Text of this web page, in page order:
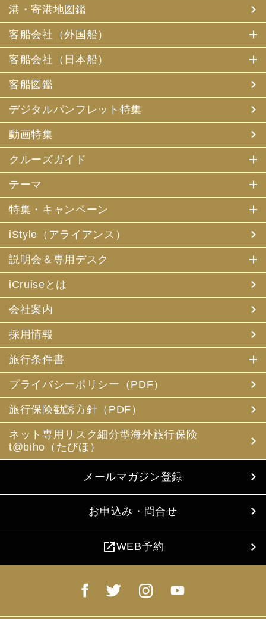
港・寄港地図鑑
客船会社（外国船）
客船会社（日本船）
客船図鑑
デジタルパンフレット特集
動画特集
クルーズガイド
テーマ
特集・キャンペーン
iStyle（アライアンス）
説明会＆専用デスク
iCruiseとは
会社案内
採用情報
旅行条件書
プライバシーポリシー（PDF）
旅行保険勧誘方針（PDF）
ネット専用リスク細分型海外旅行保険
t@biho（たびほ）
メールマガジン登録
お申込み・問合せ
open_in_newWEB予約